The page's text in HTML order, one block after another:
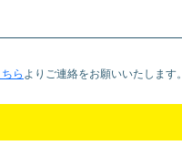
ら より ご連絡をお願いいたします。